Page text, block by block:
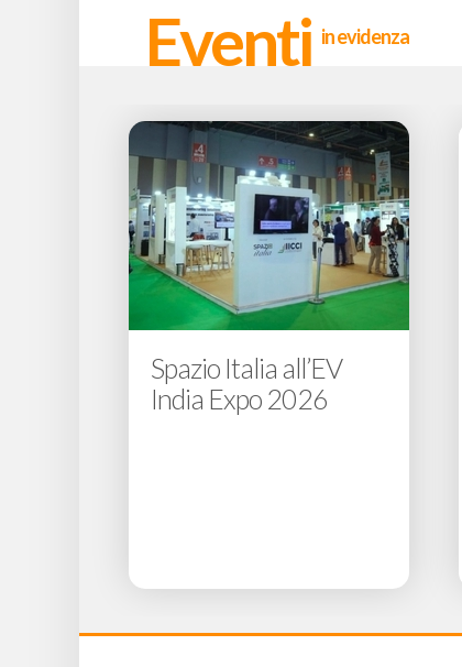
Eventi in evidenza
Spazio Italia all’EV
India Expo 2026